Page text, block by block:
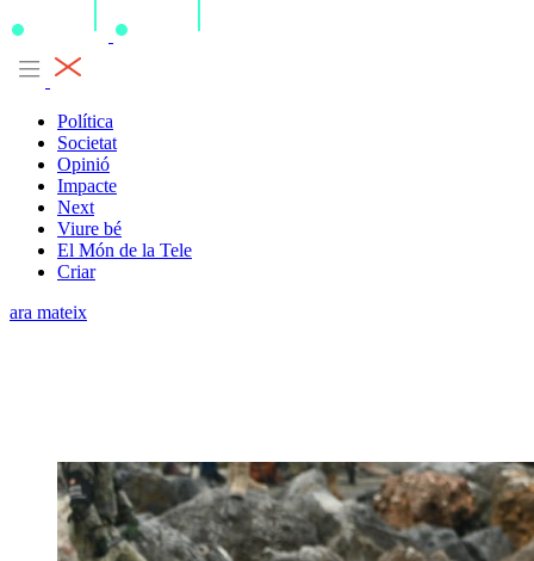
Política
Societat
Opinió
Impacte
Next
Viure bé
El Món de la Tele
Criar
ara mateix